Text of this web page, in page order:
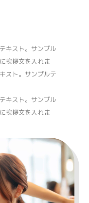
キスト。サンプル
挨拶文を入れま
スト。サンプルテ
キスト。サンプル
挨拶文を入れま